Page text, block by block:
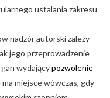
ustalania zakresu
nadzór autorski zależy
jego przeprowadzenie
wydającypozwolenie
miejsce wówczas, gdy